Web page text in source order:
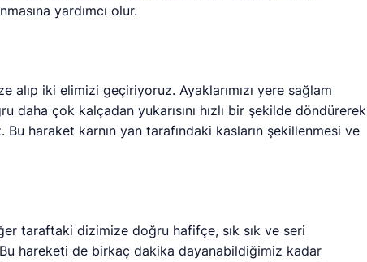
yardımcı olur.
alıp iki elimizi geçiriyoruz. Ayaklarımızı yere sağlam
daha çok kalçadan yukarısını hızlı bir şekilde döndürerek
haraket karnın yan tarafındaki kasların şekillenmesi ve
taraftaki dizimize doğru hafifçe, sık sık ve seri
Bu hareketi de birkaç dakika dayanabildiğimiz kadar